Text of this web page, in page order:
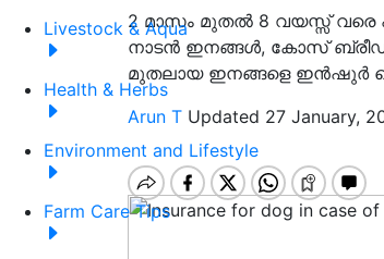
Livestock & Aqua
Health & Herbs
Environment and Lifestyle
Farm Care Tips
2 മാസം മുതൽ 8 വയസ്സ്
നാടൻ ഇനങ്ങൾ, കോസ്
മുതലായ ഇനങ്ങളെ ഇൻഷുർ
Arun T Updated 27 January,